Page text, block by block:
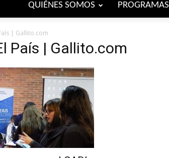
QUIÉNES SOMOS PROGRAMAS
| Gallito.com
País | Gallito.com